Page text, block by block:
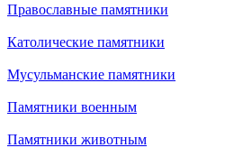
Православные памятники
Католические памятники
Мусульманские памятники
Памятники военным
Памятники животным